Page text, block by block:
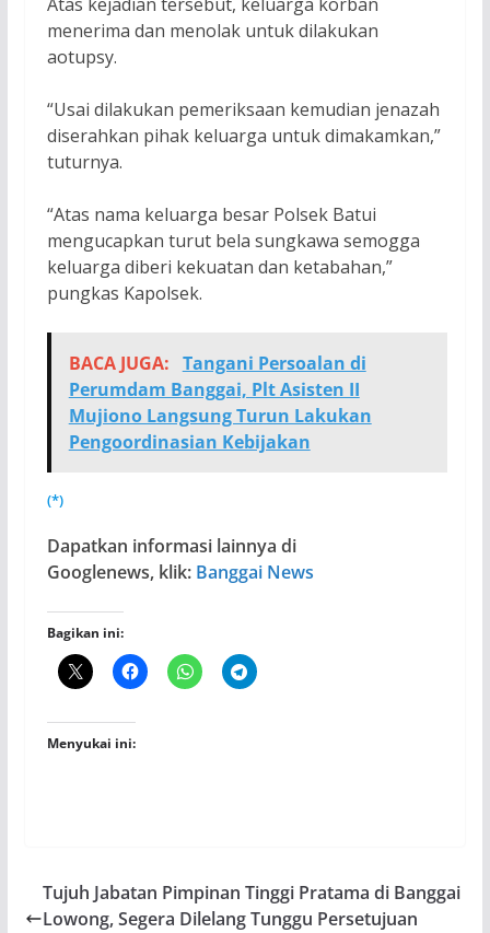
menerima dan menolak untuk dilakukan
aotupsy.
“Usai dilakukan pemeriksaan kemudian jenazah
diserahkan pihak keluarga untuk dimakamkan,”
tuturnya.
“Atas nama keluarga besar Polsek Batui
mengucapkan turut bela sungkawa semogga
keluarga diberi kekuatan dan ketabahan,”
pungkas Kapolsek.
BACA JUGA: Tangani Persoalan di
Perumdam Banggai, Plt Asisten II
Mujiono Langsung Turun Lakukan
Pengoordinasian Kebijakan
(*)
Dapatkan informasi lainnya di
Googlenews, klik: Banggai News
Bagikan ini:
Menyukai ini:
Tujuh Jabatan Pimpinan Tinggi Pratama di Banggai
Lowong, Segera Dilelang Tunggu Persetujuan